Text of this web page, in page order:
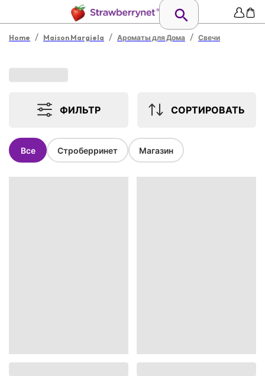
Home / Maison Margiela / Ароматы для Дома / Свечи
ФИЛЬТР СОРТИРОВАТЬ
Все Строберринет Магазин